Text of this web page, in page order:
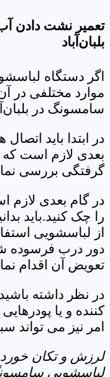
تعمیر نشت دادن
بلبان‌آباد
اگر دستگاه
موارد مختلفی در
سامسونگ در
در ابتدا باید
بعدی لازم است
گرفتگی بررسی
در گام بعدی
را چک کنید.باید
از لباسشویی
دور درب فرسوده
تعویض آن اقدام
در نظر داشته
کننده و یا
امر نیز می
لرزش و تکان
لباسشویی